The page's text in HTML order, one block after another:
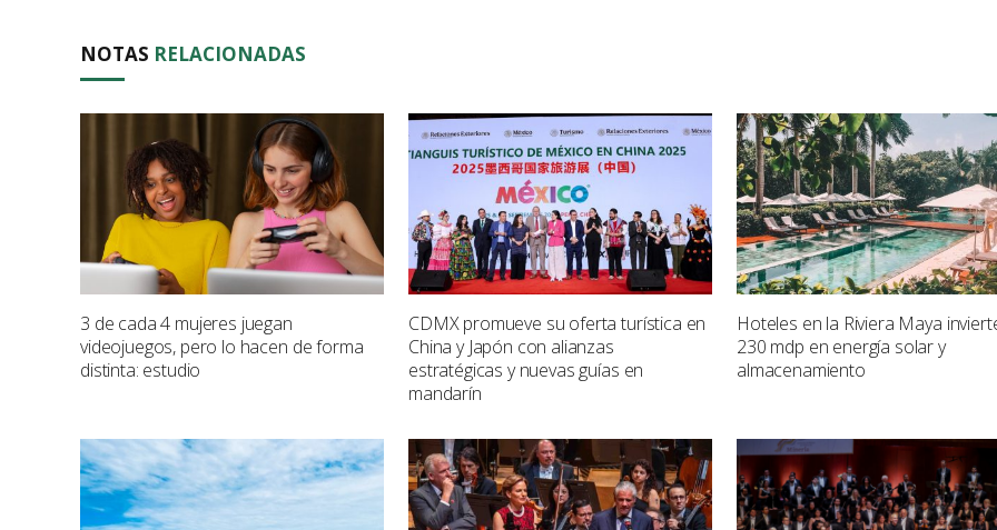
NOTAS RELACIONADAS
3 de cada 4 mujeres juegan
videojuegos, pero lo hacen de forma
distinta: estudio
CDMX promueve su oferta turística en
China y Japón con alianzas
estratégicas y nuevas guías en
mandarín
Hoteles en la Riviera Maya
230 mdp en energía solar y
almacenamiento